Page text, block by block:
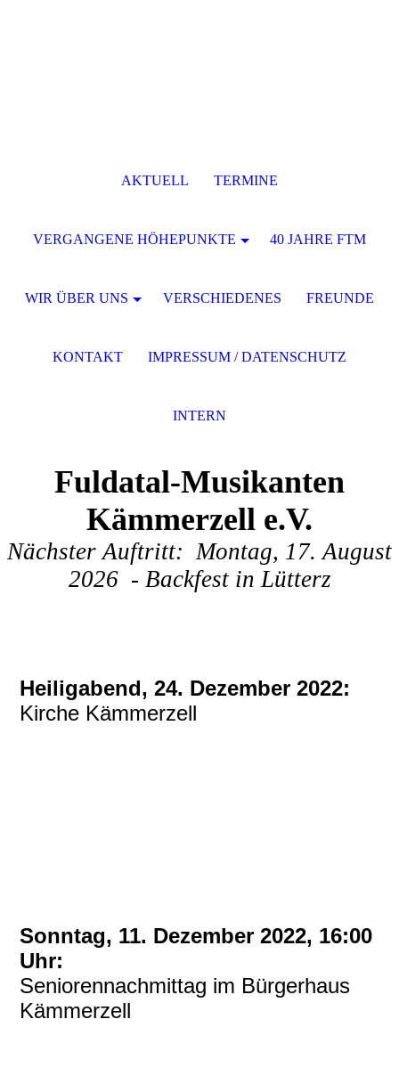
Fuldatal-Musikanten
Kämmerzell e.V.
Nächster Auftritt: Montag, 17. August
2026 - Backfest in Lütterz
Heiligabend, 24. Dezember 2022:
Kirche Kämmerzell
Sonntag, 11. Dezember 2022, 16:00
Uhr:
Seniorennachmittag im Bürgerhaus
Kämmerzell
AKTUELL TERMINE
VERGANGENE HÖHEPUNKTE 40 JAHRE FTM
WIR ÜBER UNS VERSCHIEDENES FREUNDE
KONTAKT IMPRESSUM / DATENSCHUTZ
INTERN